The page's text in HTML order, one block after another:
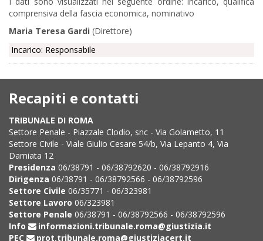
comprensiva della fascia economica, nominativo
Maria Teresa Gardi (Direttore)
Incarico: Responsabile
Recapiti e contatti
TRIBUNALE DI ROMA
Settore Penale - Piazzale Clodio, snc - Via Golametto, 11
Settore Civile - Viale Giulio Cesare 54/b, Via Lepanto 4, Via
Damiata 12
Presidenza 06/38791 - 06/38792620 - 06/38792916
Dirigenza 06/38791 - 06/38792566 - 06/38792596
Settore Civile 06/35771 - 06/323981
Settore Lavoro 06/323981
Settore Penale 06/38791 - 06/38792566 - 06/38792596
Info
informazioni.tribunale.roma@giustizia.it
PEC
prot.tribunale.roma@giustiziacert.it